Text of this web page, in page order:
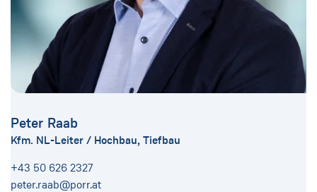
Peter Raab
Kfm. NL-Leiter / Hochbau, Tiefbau
+43 50 626 2327
peter.raab@porr.at